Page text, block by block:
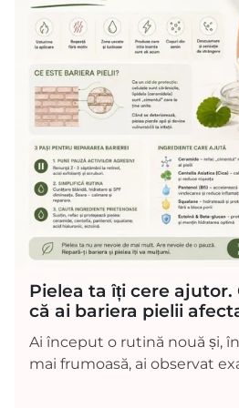
Pielea ta îți cere ajutor.
că ai bariera pielii
Ai început o rutină nouă și,
mai frumoasă, ai observat